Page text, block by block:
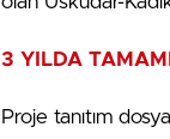
3 YILDA
Proje tanıtım